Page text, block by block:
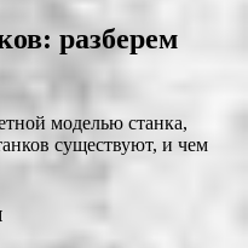
разберем
моделью станка,
существуют, и чем